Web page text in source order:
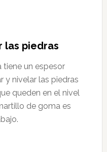
las piedras
tiene un espesor
y nivelar las piedras
queden en el nivel
de goma es